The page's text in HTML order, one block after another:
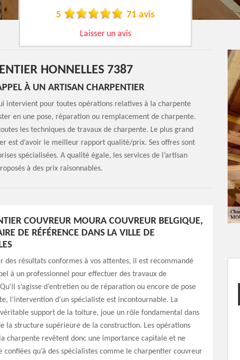
5 71 avis
Laisser un avis
HONNELLES 7387
À UN ARTISAN CHARPENTIER
intervient pour toutes opérations relatives à la charpente
en une pose, réparation ou remplacement de charpente.
les techniques de travaux de charpente. Le plus grand
est d’avoir le meilleur rapport qualité/prix. Ses offres sont
spécialisées. A qualité égale, les services de l’artisan
à des prix raisonnables.
COUVREUR MOURA COUVREUR BELGIQUE,
DE RÉFÉRENCE DANS LA VILLE DE
des résultats conformes à vos attentes, il est recommandé
à un professionnel pour effectuer des travaux de
s’agisse d’entretien ou de réparation ou encore de pose
l’intervention d’un spécialiste est incontournable. La
support de la toiture, joue un rôle fondamental dans
la structure supérieure de la construction. Les opérations
charpente revêtent donc une importance capitale et ne
confiées qu’à des spécialistes comme le charpentier couvreur